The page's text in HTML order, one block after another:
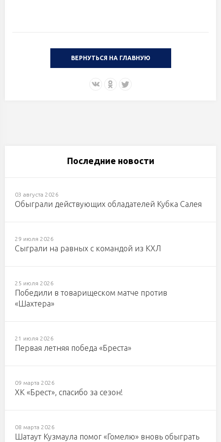
ВЕРНУТЬСЯ НА ГЛАВНУЮ
Последние новости
03 августа 2026
Обыграли действующих обладателей Кубка Салея
29 июля 2026
Сыграли на равных с командой из КХЛ
25 июля 2026
Победили в товарищеском матче против
«Шахтера»
21 июля 2026
Первая летняя победа «Бреста»
09 марта 2026
ХК «Брест», спасибо за сезон!
08 марта 2026
Шатаут Кузмаула помог «Гомелю» вновь обыграть